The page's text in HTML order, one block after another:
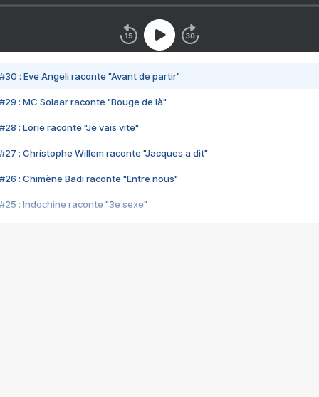
#30 : Eve Angeli raconte "Avant de partir"
#29 : MC Solaar raconte "Bouge de là"
#28 : Lorie raconte "Je vais vite"
#27 : Christophe Willem raconte "Jacques a dit"
#26 : Chimène Badi raconte "Entre nous"
#25 : Indochine raconte "3e sexe"